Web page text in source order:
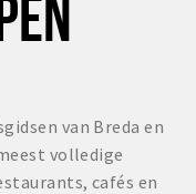
van Breda en
volledige
cafés en